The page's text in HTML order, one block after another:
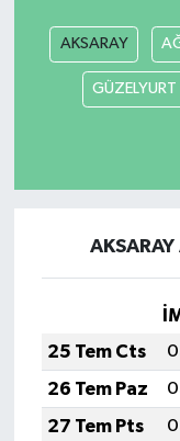
AKSARAY
GÜZELYURT
25 Tem Cts
26 Tem Paz
27 Tem Pts